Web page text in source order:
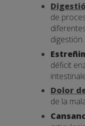
de
digestión.
déficit
Dolor
de la